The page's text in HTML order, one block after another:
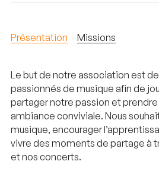
Présentation Missions
Le but de notre association est
passionnés de musique afin de
partager notre passion et prendre
ambiance conviviale. Nous
musique, encourager
vivre des moments de partage à
et nos concerts.